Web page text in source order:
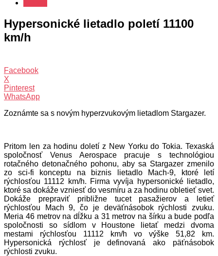
Hypersonické lietadlo poletí 11100
km/h
Facebook
X
Pinterest
WhatsApp
Zoznámte sa s novým hyperzvukovým lietadlom Stargazer.
Pritom len za hodinu doletí z New Yorku do Tokia. Texaská
spoločnosť Venus Aerospace pracuje s technológiou
rotačného detonačného pohonu, aby sa Stargazer zmenilo
zo sci-fi konceptu na biznis lietadlo Mach-9, ktoré letí
rýchlosťou 11112 km/h. Firma vyvíja hypersonické lietadlo,
ktoré sa dokáže vzniesť do vesmíru a za hodinu obletieť svet.
Dokáže prepraviť približne tucet pasažierov a letieť
rýchlosťou Mach 9, čo je deväťnásobok rýchlosti zvuku.
Meria 46 metrov na dĺžku a 31 metrov na šírku a bude podľa
spoločnosti so sídlom v Houstone lietať medzi dvoma
mestami rýchlosťou 11112 km/h vo výške 51,82 km.
Hypersonická rýchlosť je definovaná ako päťnásobok
rýchlosti zvuku.